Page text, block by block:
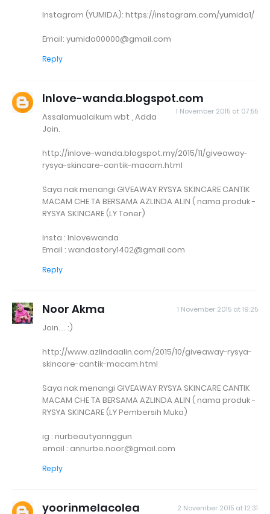
Instagram (YUMIDA): https://instagram.com/yumida1/
Email: yumida00000@gmail.com
Reply
Inlove-wanda.blogspot.com
1 November 2015 at 07:55
Assalamualaikum wbt , Adda
Join.
http://inlove-wanda.blogspot.my/2015/11/giveaway-
rysya-skincare-cantik-macam.html
Saya nak menangi GIVEAWAY RYSYA SKINCARE CANTIK
MACAM CHE TA BERSAMA AZLINDA ALIN ( nama produk -
RYSYA SKINCARE (LY Toner)
Insta : Inlovewanda
Email : wandastory1402@gmail.com
Reply
Noor Akma 1 November 2015 at 19:25
Join.... :)
http://www.azlindaalin.com/2015/10/giveaway-rysya-
skincare-cantik-macam.html
Saya nak menangi GIVEAWAY RYSYA SKINCARE CANTIK
MACAM CHE TA BERSAMA AZLINDA ALIN ( nama produk -
RYSYA SKINCARE (LY Pembersih Muka)
ig : nurbeautyannggun
email : annurbe.noor@gmail.com
Reply
yoorinmelacolea 2 November 2015 at 12:31